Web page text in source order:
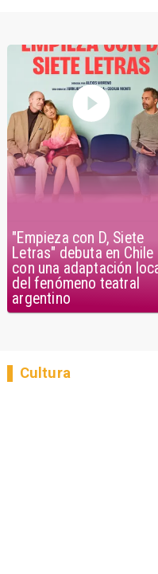
"Empieza con D, Siete
Letras" debuta en Chile
con una adaptación
del fenómeno teatral
argentino
Cultura